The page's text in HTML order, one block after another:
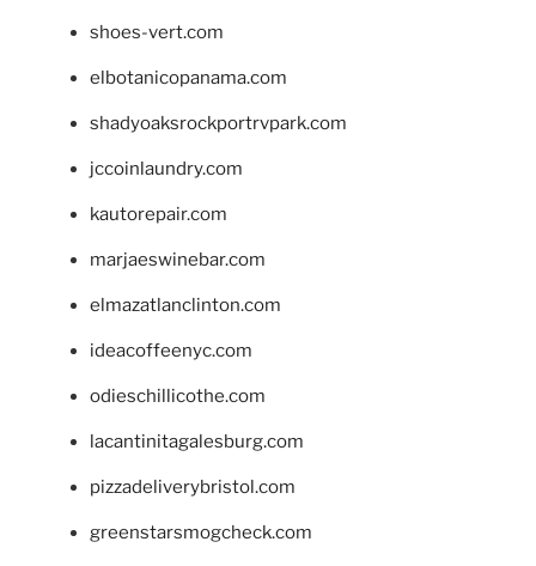
shoes-vert.com
elbotanicopanama.com
shadyoaksrockportrvpark.com
jccoinlaundry.com
kautorepair.com
marjaeswinebar.com
elmazatlanclinton.com
ideacoffeenyc.com
odieschillicothe.com
lacantinitagalesburg.com
pizzadeliverybristol.com
greenstarsmogcheck.com